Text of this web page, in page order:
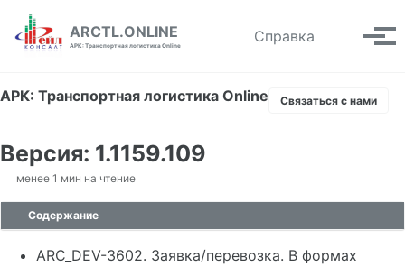
Skip to primary navigation
Skip to content
Skip to footer
ARCTL.ONLINE
АРК: Транспортная логистика Online
Справка Toggle
АРК: Транспортная логистика Online Связаться с нами
Версия: 1.1159.109
менее 1 мин на чтение
Содержание
ARC_DEV-3602. Заявка/перевозка. В формах